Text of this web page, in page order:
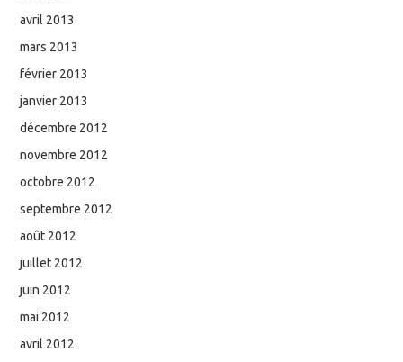
avril 2013
mars 2013
février 2013
janvier 2013
décembre 2012
novembre 2012
octobre 2012
septembre 2012
août 2012
juillet 2012
juin 2012
mai 2012
avril 2012